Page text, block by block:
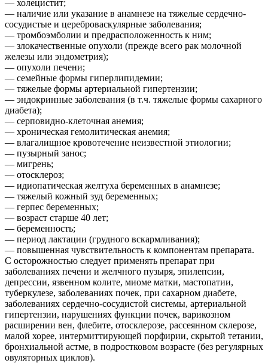
— холецистит;
— наличие или указание в анамнезе на тяжелые сердечно-
сосудистые и цереброваскулярные заболевания;
— тромбоэмболии и предрасположенность к ним;
— злокачественные опухоли (прежде всего рак молочной
железы или эндометрия);
— опухоли печени;
— семейные формы гиперлипидемии;
— тяжелые формы артериальной гипертензии;
— эндокринные заболевания (в т.ч. тяжелые формы сахарного
диабета);
— серповидно-клеточная анемия;
— хроническая гемолитическая анемия;
— влагалищное кровотечение неизвестной этиологии;
— пузырный занос;
— мигрень;
— отосклероз;
— идиопатическая желтуха беременных в анамнезе;
— тяжелый кожный зуд беременных;
— герпес беременных;
— возраст старше 40 лет;
— беременность;
— период лактации (грудного вскармливания);
— повышенная чувствительность к компонентам препарата.
С осторожностью следует применять препарат при
заболеваниях печени и желчного пузыря, эпилепсии,
депрессии, язвенном колите, миоме матки, мастопатии,
туберкулезе, заболеваниях почек, при сахарном диабете,
заболеваниях сердечно-сосудистой системы, артериальной
гипертензии, нарушениях функции почек, варикозном
расширении вен, флебите, отосклерозе, рассеянном склерозе,
малой хорее, интермиттирующей порфирии, скрытой тетании,
бронхиальной астме, в подростковом возрасте (без peгулярных
овуляторных циклов).